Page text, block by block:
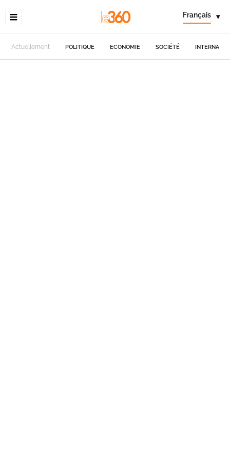
Français ▾
Actuellement POLITIQUE ECONOMIE SOCIÉTÉ